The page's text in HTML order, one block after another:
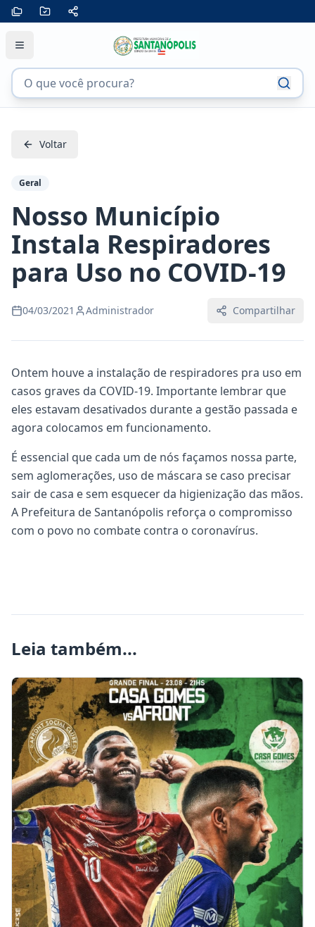
Voltar
Geral
Nosso Município
Instala Respiradores
para Uso no COVID-19
04/03/2021 Administrador Compartilhar
Ontem houve a instalação de respiradores pra uso em
casos graves da COVID-19. Importante lembrar que
eles estavam desativados durante a gestão passada e
agora colocamos em funcionamento.
É essencial que cada um de nós façamos nossa parte,
sem aglomerações, uso de máscara se caso precisar
sair de casa e sem esquecer da higienização das mãos.
A Prefeitura de Santanópolis reforça o compromisso
com o povo no combate contra o coronavírus.
Leia também...